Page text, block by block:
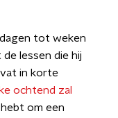
tot weken
lessen die hij
in korte
ochtend zal
om een